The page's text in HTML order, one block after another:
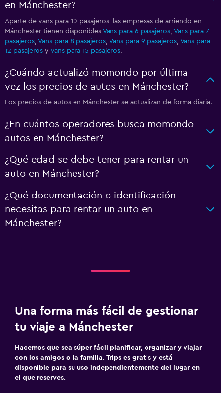
en Mánchester?
Aparte de vans para 10 pasajeros, las empresas de arriendo en
Mánchester tienen disponibles Vans para 6 pasajeros, Vans para 7
pasajeros, Vans para 8 pasajeros, Vans para 9 pasajeros, Vans para
12 pasajeros y Vans para 15 pasajeros.
¿Cuándo actualizó momondo por última
vez los precios de autos en Mánchester?
Los precios de autos en Mánchester se actualizan de forma diaria.
¿En cuántos operadores busca momondo
autos en Mánchester?
¿Qué edad se debe tener para rentar un
auto en Mánchester?
¿Qué documentación o identificación
necesitas para rentar un auto en
Mánchester?
Una forma más fácil de gestionar
tu viaje a Mánchester
Hacemos que sea súper fácil planificar, organizar y viajar
con los amigos o la familia. Trips es gratis y está
disponible para su uso independientemente del lugar en
el que reserves.